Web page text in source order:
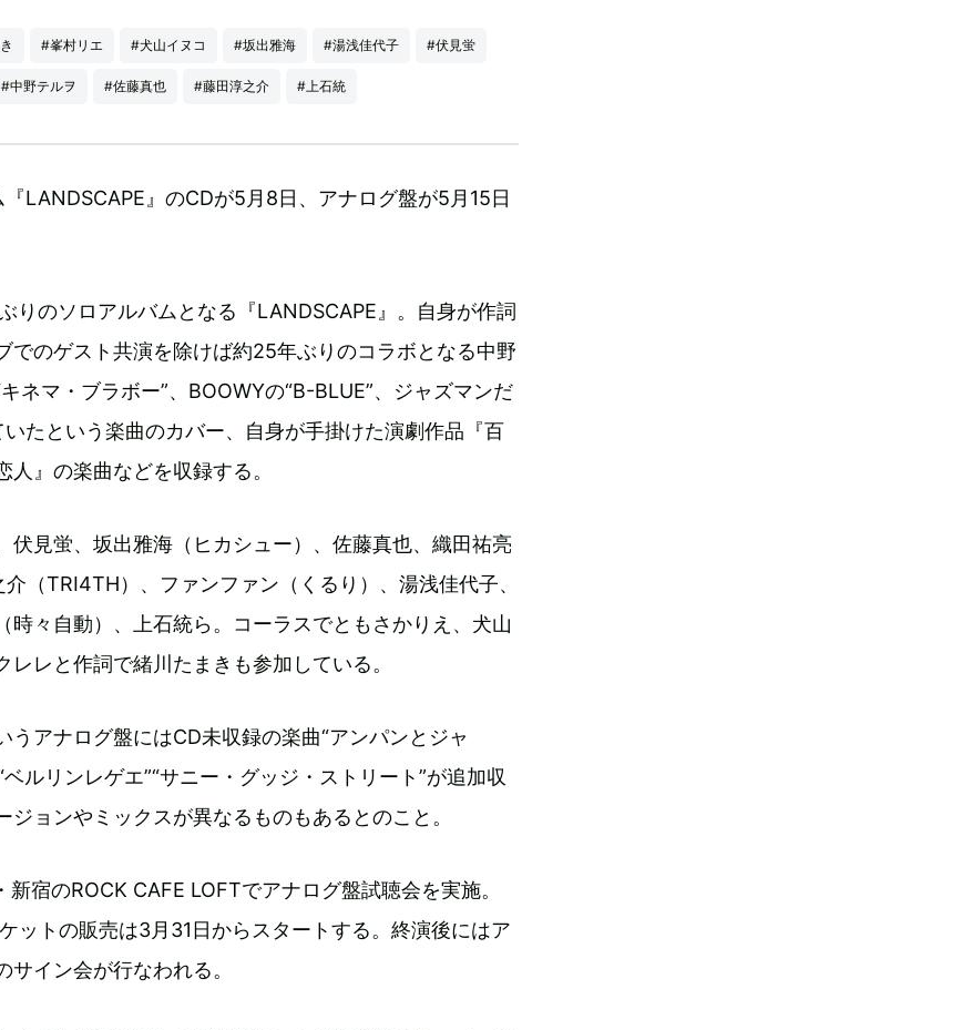
#峯村リエ #犬山イヌコ #坂出雅海 #湯浅佳代子 #伏見蛍
#中野テルヲ #佐藤真也 #藤田淳之介 #上石統
LANDSCAPE』のCDが5月8日、アナログ盤が5月15日
りのソロアルバムとなる『LANDSCAPE』。自身が作詞
でのゲスト共演を除けば約25年ぶりのコラボとなる中野
ネマ・ブラボー”、BOOWYの“B-BLUE”、ジャズマンだ
たという楽曲のカバー、自身が手掛けた演劇作品『百
』の楽曲などを収録する。
伏見蛍、坂出雅海（ヒカシュー）、佐藤真也、織田祐亮
介（TRI4TH）、ファンファン（くるり）、湯浅佳代子、
時々自動）、上石統ら。コーラスでともさかりえ、犬山
レレと作詞で緒川たまきも参加している。
うアナログ盤にはCD未収録の楽曲“アンパンとジャ
ベルリンレゲエ”“サニー・グッジ・ストリート”が追加収
ジョンやミックスが異なるものもあるとのこと。
宿のROCK CAFE LOFTでアナログ盤試聴会を実施。
ットの販売は3月31日からスタートする。終演後にはア
イン会が行なわれる。